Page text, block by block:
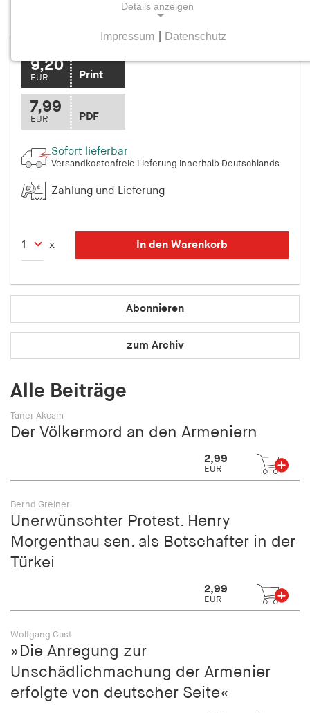
Mittelweg 36, Heft 2 April/Mai 1995
9,20
EUR Print
7,99
EUR PDF
Sofort lieferbar
Versandkostenfreie Lieferung innerhalb Deutschlands
Zahlung und Lieferung
x In den Warenkorb
Abonnieren
zum Archiv
Alle Beiträge
Taner Akcam
Der Völkermord an den Armeniern
2,99
EUR
Bernd Greiner
Unerwünschter Protest. Henry
Morgenthau sen. als Botschafter in der
Türkei
2,99
EUR
Wolfgang Gust
»Die Anregung zur
Unschädlichmachung der Armenier
erfolgte von deutscher Seite«
Details anzeigen
Notwendige Cookies helfen dabei, eine Webseite
nutzbar zu machen, indem sie Grundfunktionen
wie Seitennavigation und Zugriff auf sichere
Bereiche der Webseite ermöglichen. Die Webseite
funktionieren.
cookie_consent
Zweck:
Speichert den Zustimmungsstatus des Benutzers
für Cookies auf der aktuellen Domäne.
fe_typo_user
Name:
Cookie Laufzeit:
Sitzung
fonts_loaded
fonts_loaded
Anbieter:
hamburger-edition.de
Cookie Laufzeit:
7 Tage
Impressum Datenschutz